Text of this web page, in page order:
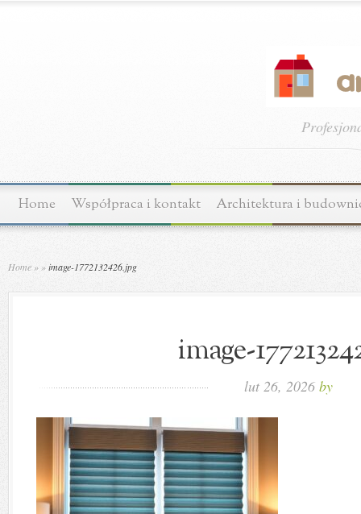
Home Współpraca i kontakt Architektura i
Home » »image-1772132426.jpg
image-
lut 26, 2026 by